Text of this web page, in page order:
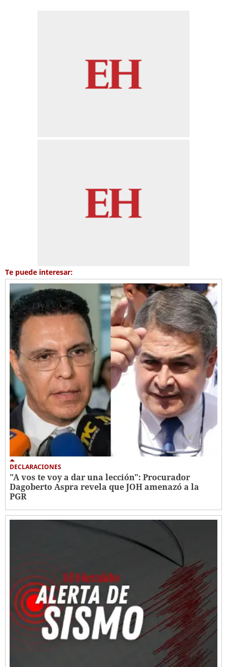
Te puede interesar:
DECLARACIONES
"A vos te voy a dar una lección": Procurador
Dagoberto Aspra revela que JOH amenazó a la
PGR